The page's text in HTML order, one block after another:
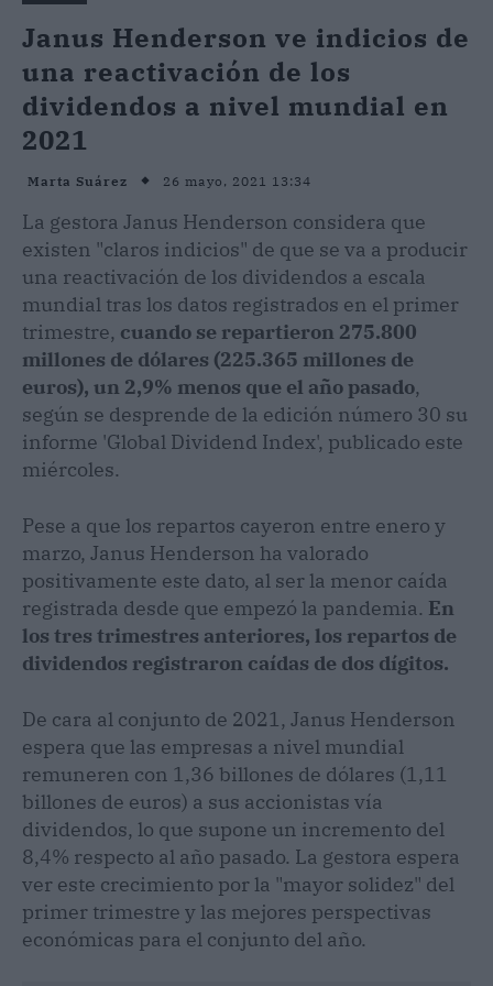
Janus Henderson ve indicios de
una reactivación de los
dividendos a nivel mundial en
2021
Marta Suárez 26 mayo, 2021 13:34
La gestora Janus Henderson considera que
existen "claros indicios" de que se va a producir
una reactivación de los dividendos a escala
mundial tras los datos registrados en el primer
trimestre, cuando se repartieron 275.800
millones de dólares (225.365 millones de
euros), un 2,9% menos que el año pasado,
según se desprende de la edición número 30 su
informe 'Global Dividend Index', publicado este
miércoles.
Pese a que los repartos cayeron entre enero y
marzo, Janus Henderson ha valorado
positivamente este dato, al ser la menor caída
registrada desde que empezó la pandemia. En
los tres trimestres anteriores, los repartos de
dividendos registraron caídas de dos dígitos.
De cara al conjunto de 2021, Janus Henderson
espera que las empresas a nivel mundial
remuneren con 1,36 billones de dólares (1,11
billones de euros) a sus accionistas vía
dividendos, lo que supone un incremento del
8,4% respecto al año pasado. La gestora espera
ver este crecimiento por la "mayor solidez" del
primer trimestre y las mejores perspectivas
económicas para el conjunto del año.